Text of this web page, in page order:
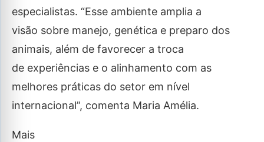
especialistas. “Esse ambiente amplia a
visão sobre manejo, genética e preparo dos
animais, além de favorecer a troca
de experiências e o alinhamento com as
melhores práticas do setor em nível
internacional”, comenta Maria Amélia.
Mais